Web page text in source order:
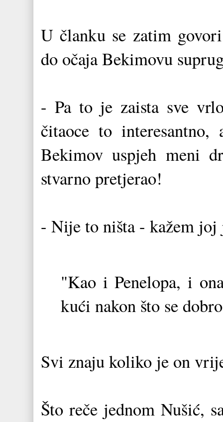
U članku se zatim
do očaja Bekimovu
- Pa to je zaista sve
čitaoce to
Bekimov uspjeh meni
stvarno pretjerao!
- Nije to ništa - kažem
"Kao i Penelopa, i
kući nakon što se
Svi znaju koliko je on
Što reče jednom Nušić,